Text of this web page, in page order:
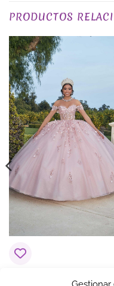
EXCLUSIVO_ONLINE
COLOR
PRODUCTOS
Vestido de 15 años